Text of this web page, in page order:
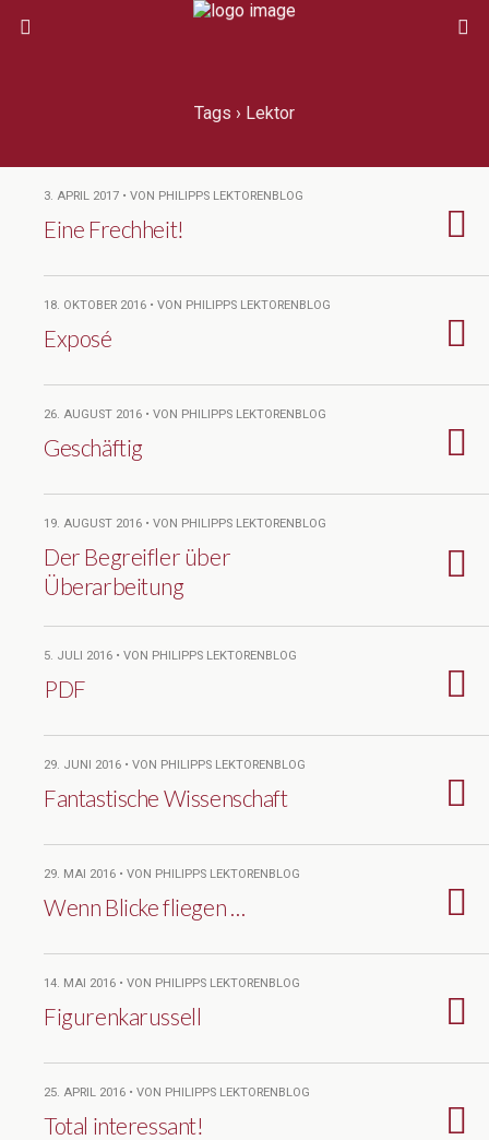
Tags › Lektor
3. APRIL 2017 • VON PHILIPPS LEKTORENBLOG
Eine Frechheit!
18. OKTOBER 2016 • VON PHILIPPS LEKTORENBLOG
Exposé
26. AUGUST 2016 • VON PHILIPPS LEKTORENBLOG
Geschäftig
19. AUGUST 2016 • VON PHILIPPS LEKTORENBLOG
Der Begreifler über
Überarbeitung
5. JULI 2016 • VON PHILIPPS LEKTORENBLOG
PDF
29. JUNI 2016 • VON PHILIPPS LEKTORENBLOG
Fantastische Wissenschaft
29. MAI 2016 • VON PHILIPPS LEKTORENBLOG
Wenn Blicke fliegen …
14. MAI 2016 • VON PHILIPPS LEKTORENBLOG
Figurenkarussell
25. APRIL 2016 • VON PHILIPPS LEKTORENBLOG
Total interessant!